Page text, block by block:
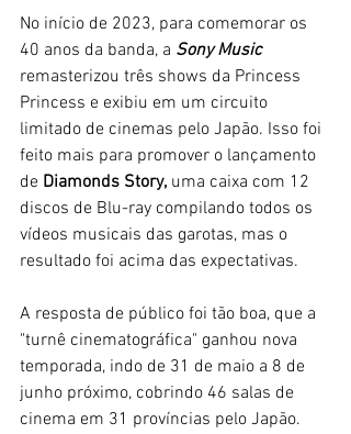
No início de 2023, para comemorar os
40 anos da banda, a Sony Music
remasterizou três shows da Princess
Princess e exibiu em um circuito
limitado de cinemas pelo Japão. Isso foi
feito mais para promover o lançamento
de Diamonds Story, uma caixa com 12
discos de Blu-ray compilando todos os
vídeos musicais das garotas, mas o
resultado foi acima das expectativas.
A resposta de público foi tão boa, que a
"turnê cinematográfica" ganhou nova
temporada, indo de 31 de maio a 8 de
junho próximo, cobrindo 46 salas de
cinema em 31 províncias pelo Japão.